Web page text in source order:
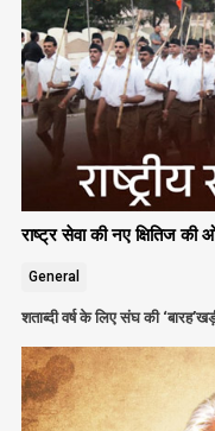
राष्ट्र सेवा की नए क्षितिज
General
शताब्दी वर्ष के लिए संघ की